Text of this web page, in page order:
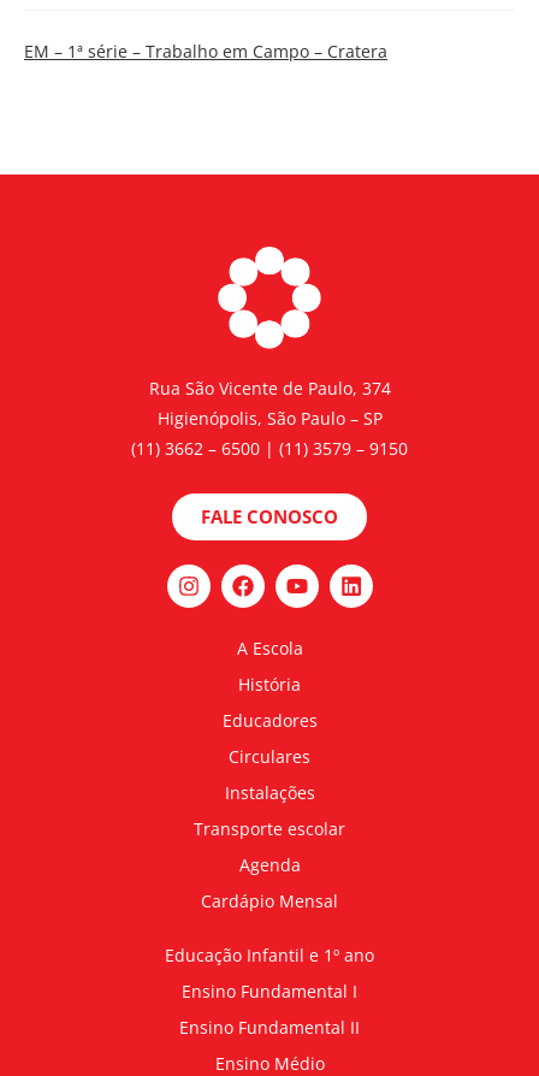
EM – 1ª série – Trabalho em Campo – Cratera
Rua São Vicente de Paulo, 374
Higienópolis, São Paulo – SP
(11) 3662 – 6500 | (11) 3579 – 9150
FALE CONOSCO
A Escola
História
Educadores
Circulares
Instalações
Transporte escolar
Agenda
Cardápio Mensal
Educação Infantil e 1º ano
Ensino Fundamental I
Ensino Fundamental II
Ensino Médio